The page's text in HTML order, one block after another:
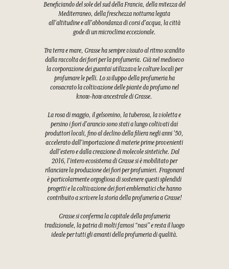
Beneficiando del sole del sud della Francia, della mitezza del
Mediterraneo, della freschezza notturna legata
all'altitudine e all'abbondanza di corsi d'acqua, la città
gode di un microclima eccezionale.
Tra terra e mare, Grasse ha sempre vissuto al ritmo scandito
dalla raccolta dei fiori per la profumeria. Già nel medioevo
la corporazione dei guantai utilizzava le colture locali per
profumare le pelli. Lo sviluppo della profumeria ha
consacrato la coltivazione delle piante da profumo nel
know-how ancestrale di Grasse.
La rosa di maggio, il gelsomino, la tuberosa, la violetta e
persino i fiori d'arancio sono stati a lungo coltivati dai
produttori locali, fino al declino della filiera negli anni '50,
accelerato dall'importazione di materie prime provenienti
dall'estero e dalla creazione di molecole sintetiche. Dal
2016, l'intero ecosistema di Grasse si è mobilitato per
rilanciare la produzione dei fiori per profumieri. Fragonard
è particolarmente orgogliosa di sostenere questi splendidi
progetti e la coltivazione dei fiori emblematici che hanno
contribuito a scrivere la storia della profumeria a Grasse!
Grasse si conferma la capitale della profumeria
tradizionale, la patria di molti famosi “nasi” e resta il luogo
ideale per tutti gli amanti della profumeria di qualità.